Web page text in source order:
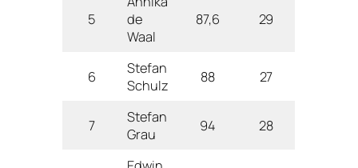
5
de
Waal
87,6 29
6
Stefan
Schulz
88 27
7
Stefan
Grau
94 28